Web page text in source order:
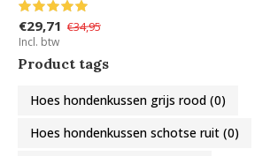
€29,71 €34,95
Incl. btw
Product tags
Hoes hondenkussen grijs rood (0)
Hoes hondenkussen schotse ruit (0)